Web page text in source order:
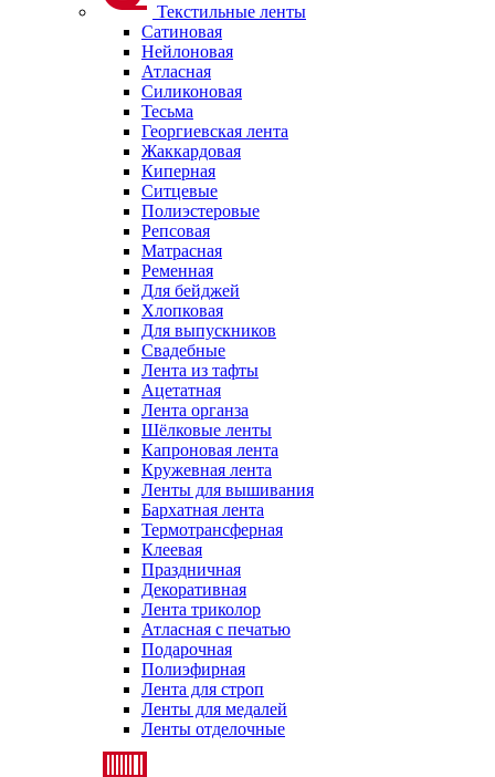
Текстильные ленты
Сатиновая
Нейлоновая
Атласная
Силиконовая
Тесьма
Георгиевская лента
Жаккардовая
Киперная
Ситцевые
Полиэстеровые
Репсовая
Матрасная
Ременная
Для бейджей
Хлопковая
Для выпускников
Свадебные
Лента из тафты
Ацетатная
Лента органза
Шёлковые ленты
Капроновая лента
Кружевная лента
Ленты для вышивания
Бархатная лента
Термотрансферная
Клеевая
Праздничная
Декоративная
Лента триколор
Атласная с печатью
Подарочная
Полиэфирная
Лента для строп
Ленты для медалей
Ленты отделочные